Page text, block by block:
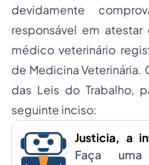
devidamente
responsável em
médico veterinário
de Medicina
das Leis do Trabalho,
seguinte inciso:
Justicia, a
Faça